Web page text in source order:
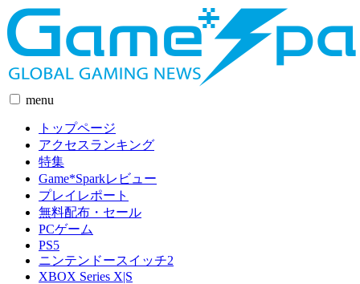
menu
トップページ
アクセスランキング
特集
Game*Sparkレビュー
プレイレポート
無料配布・セール
PCゲーム
PS5
ニンテンドースイッチ2
XBOX Series X|S